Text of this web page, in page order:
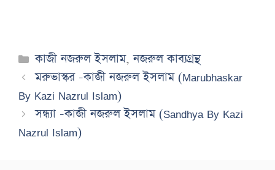
Categories
কাজী নজরুল ইসলাম,নজরুল কাব্যগ্রন্থ
মরুভাস্কর -কাজী নজরুল ইসলাম (Marubhaskar
By Kazi Nazrul Islam)
সন্ধ্যা -কাজী নজরুল ইসলাম (Sandhya By Kazi
Nazrul Islam)